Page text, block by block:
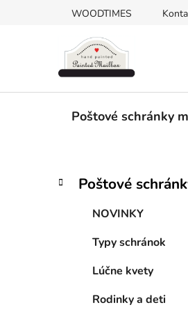
WOODTIMES
Poštové schránky
BPreskočiť
kategórie
K
a
Poštové
NOVINKY
Typy schránok
Lúčne kvety
Rodinky a deti